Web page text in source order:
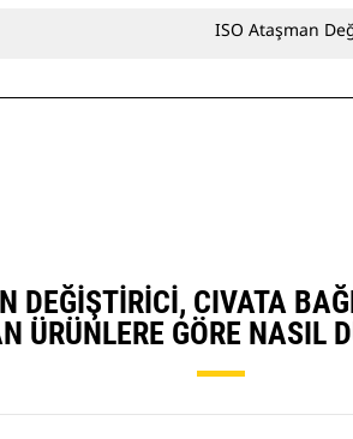
ISO Ataşman
DEĞIŞTIRICI, CIVATA
ÜRÜNLERE GÖRE NASIL